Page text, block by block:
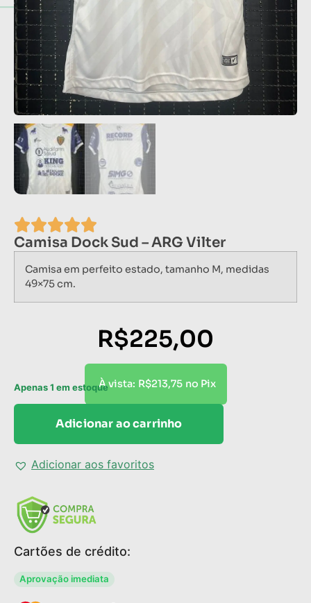
Camisa Dock Sud – ARG Vilter
Camisa em perfeito estado, tamanho M, medidas
49×75 cm.
R$225,00
À vista: R$213,75 no Pix
Apenas 1 em estoque
Adicionar ao carrinho
Adicionar aos favoritos
Cartões de crédito:
Aprovação imediata